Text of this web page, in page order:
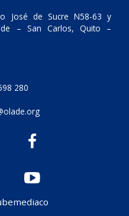
José de Sucre N58-63 y
– San Carlos, Quito –
280